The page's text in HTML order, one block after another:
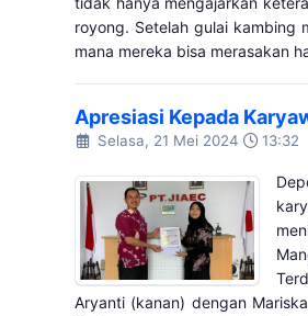
royong. Setelah gulai kambing
mana mereka bisa merasakan
Apresiasi Kepada
Selasa, 21 Mei 2024 13:32
Aryanti (kanan) dengan